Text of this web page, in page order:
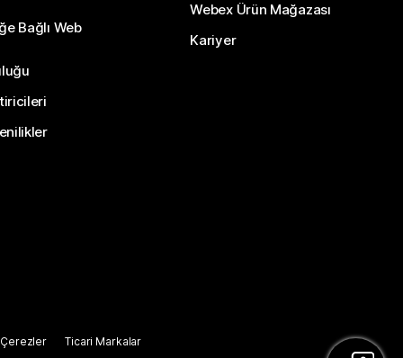
Bağlı Web
Webex Ürün Mağazası
Kariyer
Çerezler Ticari Markalar